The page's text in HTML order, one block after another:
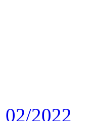
02/2022